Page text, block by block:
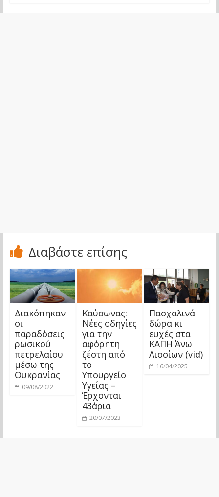
Διαβάστε επίσης
Διακόπηκαν
οι
παραδόσεις
ρωσικού
πετρελαίου
μέσω της
Ουκρανίας
09/08/2022
Καύσωνας:
Νέες οδηγίες
για την
αφόρητη
ζέστη από
το
Υπουργείο
Υγείας –
Έρχονται
43άρια
20/07/2023
Πασχαλινά
δώρα κι
ευχές στα
ΚΑΠΗ Άνω
Λιοσίων (vid)
16/04/2025